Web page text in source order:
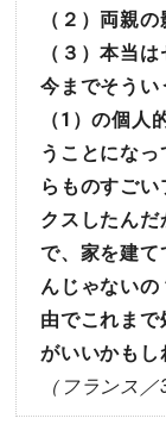
（２）両親
（３）本当
今までそうい
（1）の個人
うことにな
らものすご
クスしたん
で、家を建て
んじゃない
由でこれまで
がいいかもし
（フランス